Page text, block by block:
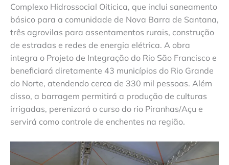
Complexo Hidrossocial Oiticica, que inclui saneamento
básico para a comunidade de Nova Barra de Santana,
três agrovilas para assentamentos rurais, construção
de estradas e redes de energia elétrica. A obra
integra o Projeto de Integração do Rio São Francisco e
beneficiará diretamente 43 municípios do Rio Grande
do Norte, atendendo cerca de 330 mil pessoas. Além
disso, a barragem permitirá a produção de culturas
irrigadas, perenizará o curso do rio Piranhas/Açu e
servirá como controle de enchentes na região.